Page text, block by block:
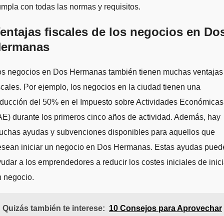
con todas las normas y requisitos.
fiscales de los negocios en
negocios en Dos Hermanas también tienen muchas ventajas
Por ejemplo, los negocios en la ciudad tienen una
del 50% en el Impuesto sobre Actividades Económicas
durante los primeros cinco años de actividad. Además, hay
ayudas y subvenciones disponibles para aquellos que
iniciar un negocio en Dos Hermanas. Estas ayudas
a los emprendedores a reducir los costes iniciales de
negocio.
Quizás también te interese: 10 Consejos para Aprovechar